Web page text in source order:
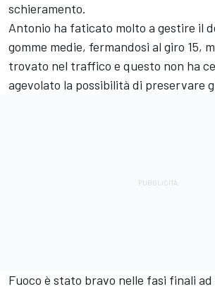
schieramento.
Antonio ha faticato molto a gestire il
gomme medie, fermandosi al giro 15,
trovato nel traffico e questo non ha
agevolato la possibilità di preservare
Fuoco è stato bravo nelle fasi finali ad